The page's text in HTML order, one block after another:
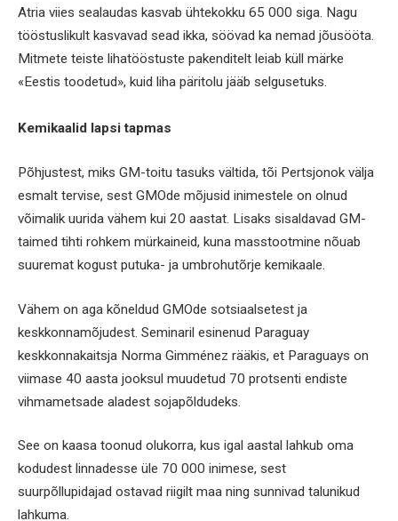
Atria viies sealaudas kasvab ühtekokku 65 000 siga. Nagu
tööstuslikult kasvavad sead ikka, söövad ka nemad jõusööta.
Mitmete teiste lihatööstuste pakenditelt leiab küll märke
«Eestis toodetud», kuid liha päritolu jääb selgusetuks.
Kemikaalid lapsi tapmas
Põhjustest, miks GM-toitu tasuks vältida, tõi Pertsjonok välja
esmalt tervise, sest GMOde mõjusid inimestele on olnud
võimalik uurida vähem kui 20 aastat. Lisaks sisaldavad GM-
taimed tihti rohkem mürkaineid, kuna masstootmine nõuab
suuremat kogust putuka- ja umbrohutõrje kemikaale.
Vähem on aga kõneldud GMOde sotsiaalsetest ja
keskkonnamõjudest. Seminaril esinenud Paraguay
keskkonnakaitsja Norma Gimménez rääkis, et Paraguays on
viimase 40 aasta jooksul muudetud 70 protsenti endiste
vihmametsade aladest sojapõldudeks.
See on kaasa toonud olukorra, kus igal aastal lahkub oma
kodudest linnadesse üle 70 000 inimese, sest
suurpõllupidajad ostavad riigilt maa ning sunnivad talunikud
lahkuma.